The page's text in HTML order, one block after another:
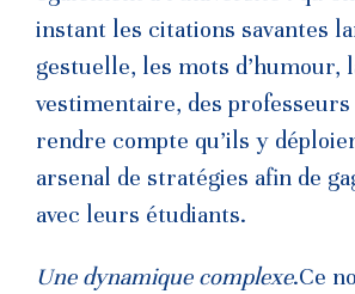
instant les citations savantes
gestuelle, les mots d’humour,
vestimentaire, des
rendre compte qu’ils y
arsenal de stratégies afin de
avec leurs étudiants.
Une dynamique complexe.Ce